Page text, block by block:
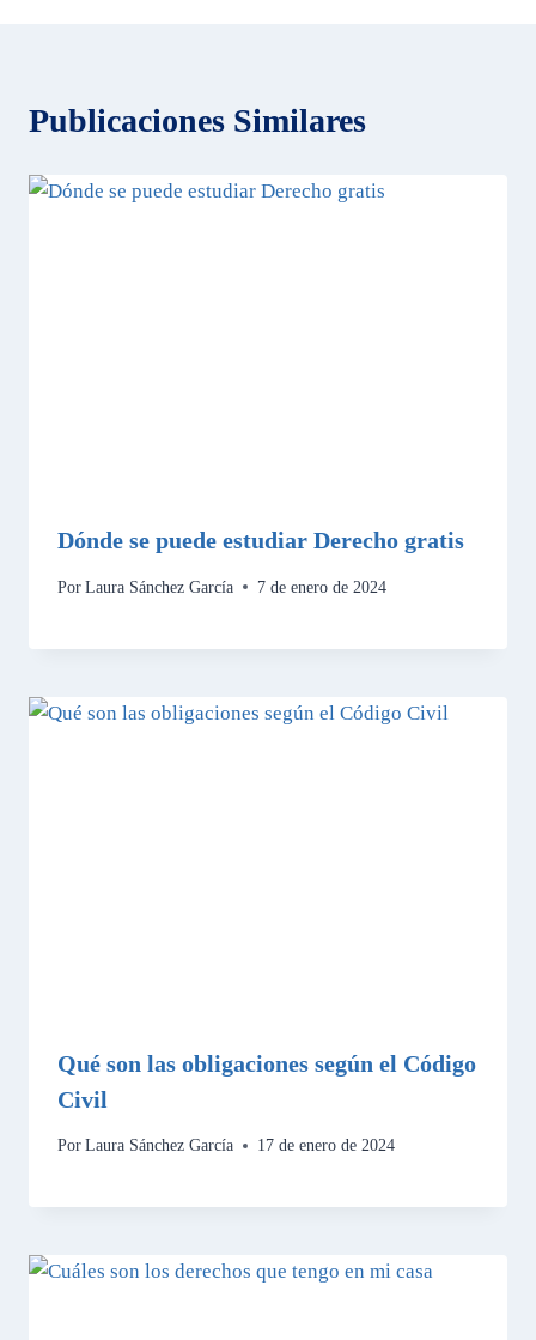
Publicaciones Similares
Dónde se puede estudiar Derecho gratis
Por Laura Sánchez García 7 de enero de 2024
Qué son las obligaciones según el Código
Civil
Por Laura Sánchez García 17 de enero de 2024